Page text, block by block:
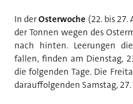
In derOsterwoche (22. bis
der Tonnen wegen des
nach hinten. Leerungen
fallen, finden am Dienstag,
die folgenden Tage. Die
darauffolgenden Samstag,